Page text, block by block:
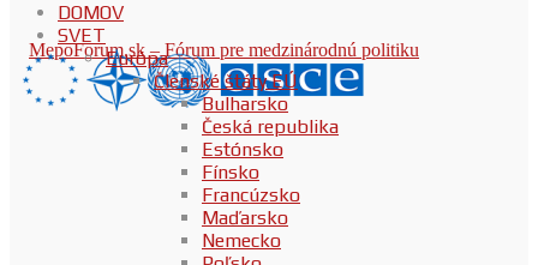
DOMOV
SVET
Európa
Členské štáty EÚ
Bulharsko
Česká republika
Estónsko
Fínsko
Francúzsko
Maďarsko
Nemecko